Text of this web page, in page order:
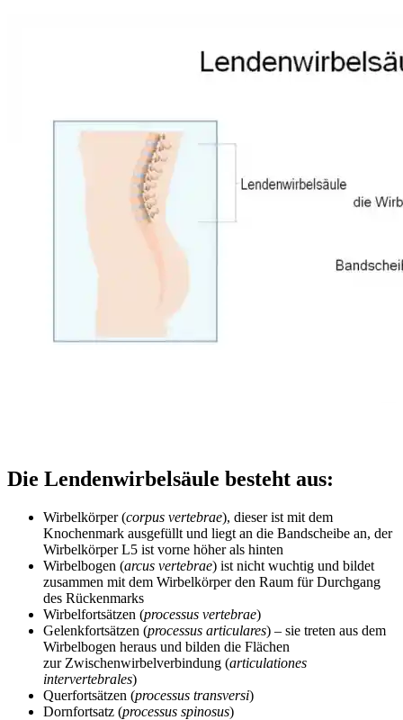
Die Lendenwirbelsäule besteht aus:
Wirbelkörper (corpus vertebrae), dieser ist mit dem
Knochenmark ausgefüllt und liegt an die Bandscheibe an, der
Wirbelkörper L5 ist vorne höher als hinten
Wirbelbogen (arcus vertebrae) ist nicht wuchtig und bildet
zusammen mit dem Wirbelkörper den Raum für Durchgang
des Rückenmarks
Wirbelfortsätzen (processus vertebrae)
Gelenkfortsätzen (processus articulares) ‒ sie treten aus dem
Wirbelbogen heraus und bilden die Flächen
zur Zwischenwirbelverbindung (articulationes
intervertebrales)
Querfortsätzen (processus transversi)
Dornfortsatz (processus spinosus)